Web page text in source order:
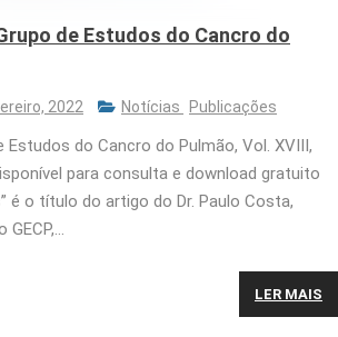
de Estudos do Cancro do
2022 Notícias Publicações
Estudos do Cancro do Pulmão, Vol. XVIII,
para consulta e download gratuito
é o título do artigo do Dr. Paulo Costa,
GECP,…
LER MAIS